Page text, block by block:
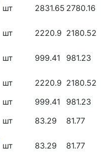
шт 2831.65 2780.16
шт 2220.9 2180.52
шт 999.41
981.23
шт 2220.9 2180.52
шт 999.41
981.23
шт 83.29
81.77
шт 83.29
81.77